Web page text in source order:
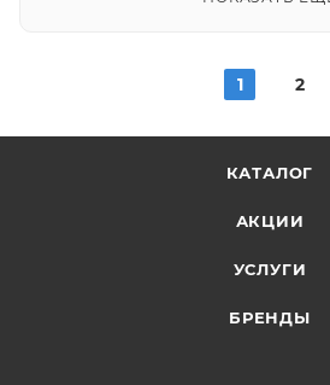
1 2
КАТАЛОГ
АКЦИИ
УСЛУГИ
БРЕНДЫ